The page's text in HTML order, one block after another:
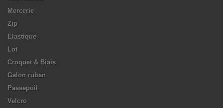
Mercerie
Zip
Elastique
Lot
Croquet & Biais
Galon ruban
Passepoil
Velcro